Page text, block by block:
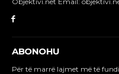
ABONOHU
Për të marrë lajmet më të